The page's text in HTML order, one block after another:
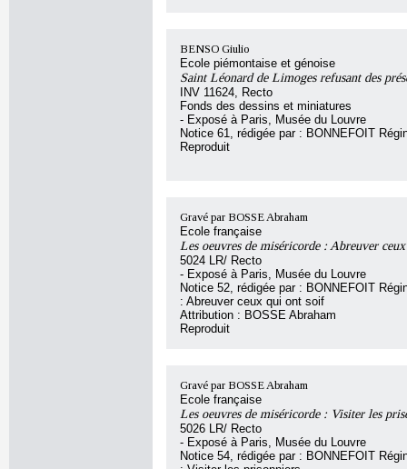
BENSO Giulio
Ecole piémontaise et génoise
Saint Léonard de Limoges refusant des
INV 11624, Recto
Fonds des dessins et miniatures
- Exposé à Paris, Musée du Louvre
Notice 61, rédigée par : BONNEFOIT
Reproduit
Gravé par BOSSE Abraham
Ecole française
Les oeuvres de miséricorde : Abreuver
5024 LR/ Recto
- Exposé à Paris, Musée du Louvre
Notice 52, rédigée par : BONNEFOIT
: Abreuver ceux qui ont soif
Attribution : BOSSE Abraham
Reproduit
Gravé par BOSSE Abraham
Ecole française
Les oeuvres de miséricorde : Visiter les
5026 LR/ Recto
- Exposé à Paris, Musée du Louvre
Notice 54, rédigée par : BONNEFOIT